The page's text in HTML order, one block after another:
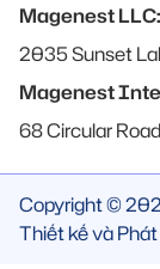
Magenest LLC:
2035 Sunset
Magenest
68 Circular
Copyright ©
Thiết kế và